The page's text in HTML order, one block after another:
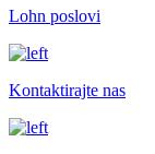
Lohn poslovi
Kontaktirajte nas